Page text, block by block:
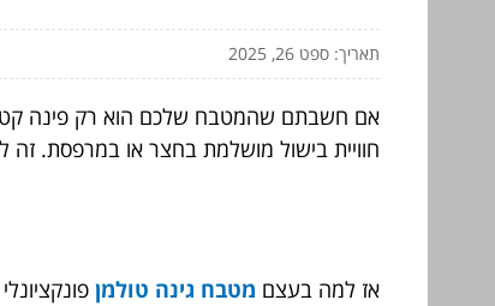
תאריך: ספט 26, 2025
אם חשבתם שהמטבח שלכם הוא רק פינה קטנה
חוויית בישול מושלמת בחצר או במרפסת. זה
אז למה בעצם מטבח גינה טולמן